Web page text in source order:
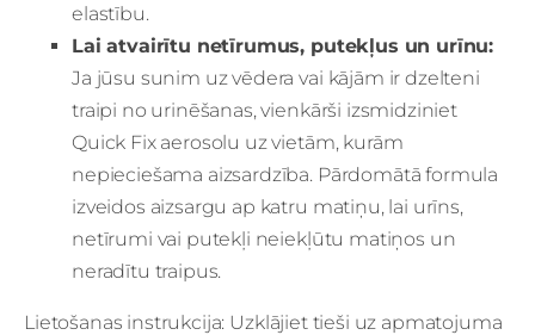
elastību.
Lai atvairītu netīrumus, putekļus un urīnu:
Ja jūsu sunim uz vēdera vai kājām ir dzelteni
traipi no urinēšanas, vienkārši izsmidziniet
Quick Fix aerosolu uz vietām, kurām
nepieciešama aizsardzība. Pārdomātā formula
izveidos aizsargu ap katru matiņu, lai urīns,
netīrumi vai putekļi neiekļūtu matiņos un
neradītu traipus.
Lietošanas instrukcija: Uzklājiet tieši uz apmatojuma